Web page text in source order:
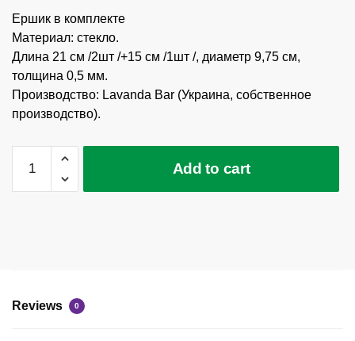
Ершик в комплекте
Материал: стекло.
Длина 21 см /2шт /+15 см /1шт /, диаметр 9,75 см,
толщина 0,5 мм.
Производство: Lavanda Bar (Украина, собственное
производство).
3-
без
Add to cart
Reviews 0